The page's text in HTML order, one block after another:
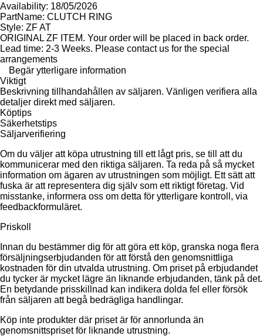
Availability: 18/05/2026
PartName: CLUTCH RING
Style: ZF AT
ORIGINAL ZF ITEM. Your order will be placed in back order.
Lead time: 2-3 Weeks. Please contact us for the special
arrangements
Begär ytterligare information
Viktigt
Beskrivning tillhandahållen av säljaren. Vänligen verifiera alla
detaljer direkt med säljaren.
Köptips
Säkerhetstips
Säljarverifiering
Om du väljer att köpa utrustning till ett lågt pris, se till att du
kommunicerar med den riktiga säljaren. Ta reda på så mycket
information om ägaren av utrustningen som möjligt. Ett sätt att
fuska är att representera dig själv som ett riktigt företag. Vid
misstanke, informera oss om detta för ytterligare kontroll, via
feedbackformuläret.
Priskoll
Innan du bestämmer dig för att göra ett köp, granska noga flera
försäljningserbjudanden för att förstå den genomsnittliga
kostnaden för din utvalda utrustning. Om priset på erbjudandet
du tycker är mycket lägre än liknande erbjudanden, tänk på det.
En betydande prisskillnad kan indikera dolda fel eller försök
från säljaren att begå bedrägliga handlingar.
Köp inte produkter där priset är för annorlunda än
genomsnittspriset för liknande utrustning.